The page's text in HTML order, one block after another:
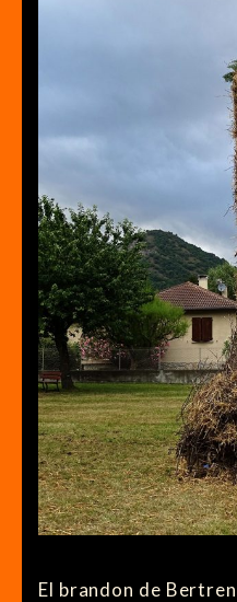
El brandon de